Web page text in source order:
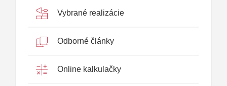
Vybrané realizácie
Odborné články
Online kalkulačky